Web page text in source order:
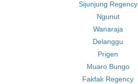
Sijunjung Regency
Ngunut
Wanaraja
Delanggu
Prigen
Muaro Bungo
Fakfak Regency